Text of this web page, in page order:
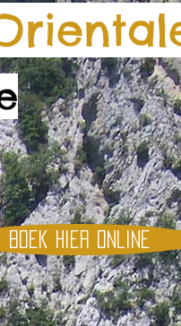
Boek hier online